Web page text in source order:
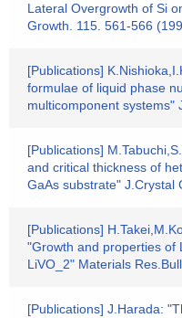
Lateral Overgrowth of Si
Growth. 115. 561-566
[Publications]
formulae of liquid phase
multicomponent systems"
[Publications]
and critical thickness of
GaAs substrate" J.Crystal
[Publications]
"Growth and properties of
LiVO_2" Materials
[Publications] J.Harada: